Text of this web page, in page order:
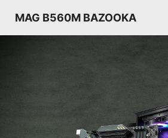
MAG B560M BAZOOKA